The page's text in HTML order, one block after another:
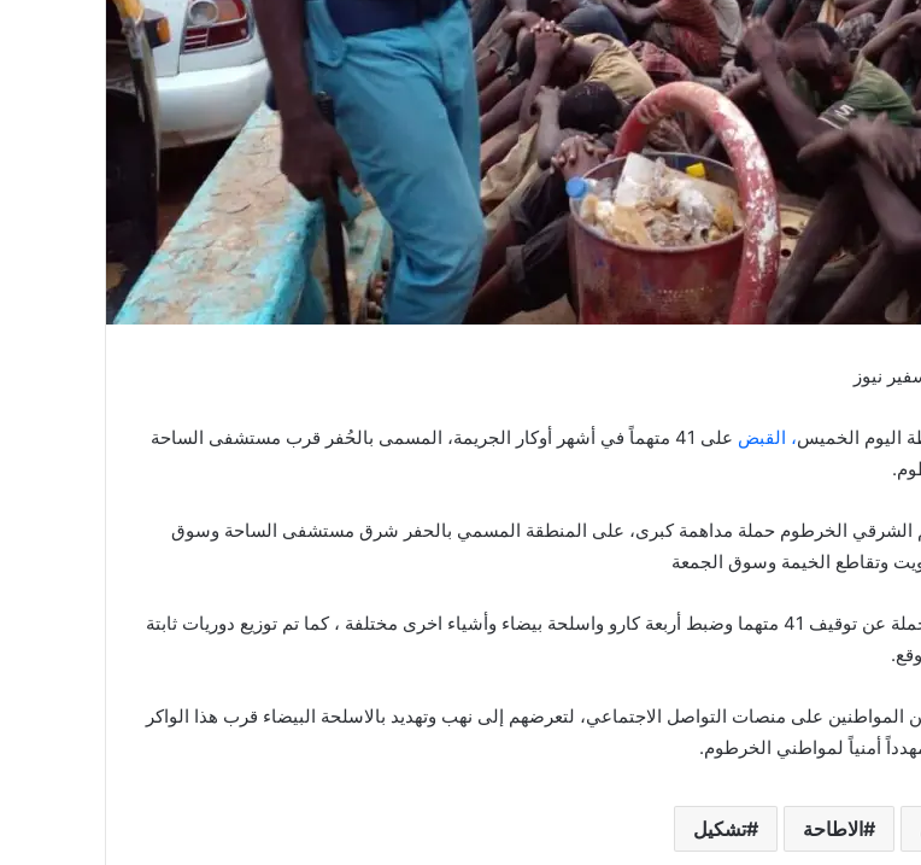
نيوز
اليوم الخميس، القبض
على 41 متهماً في أشهر أوكار الجريمة، المسمى بالحُفر قرب مستشفى الساحة
الشرقي الخرطوم حملة مداهمة كبرى، على المنطقة المسمي بالحفر شرق مستشفى الساحة وسوق
وتقاطع الخيمة وسوق الجمعة
واسفرت الحملة عن توقيف 41 متهما وضبط أربعة كارو واسلحة بيضاء وأشياء اخرى مختلفة ، كما تم توزيع دوريات ثابتة
على منصات التواصل الاجتماعي، لتعرضهم إلى نهب وتهديد بالاسلحة البيضاء قرب هذا الواكر
أمنياً لمواطني الخرطوم.
الاطاحة تشكيل